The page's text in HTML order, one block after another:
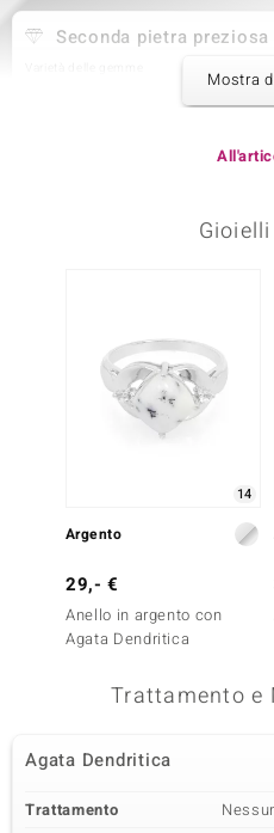
Seconda pietra preziosa
Somma del peso in carati
Mostra
14
Argento
29,- €
Anello in argento con
Agata Dendritica
Trattamento e
Agata Dendritica
Trattamento